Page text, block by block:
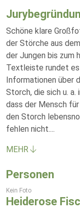
Schöne klare
der Störche aus
der Jungen bis zum
Textleiste rundet
Informationen über
Storch, die sich u. a.
dass der Mensch
den Storch
fehlen nicht....
MEHR
Personen
Kein Foto
Heiderose